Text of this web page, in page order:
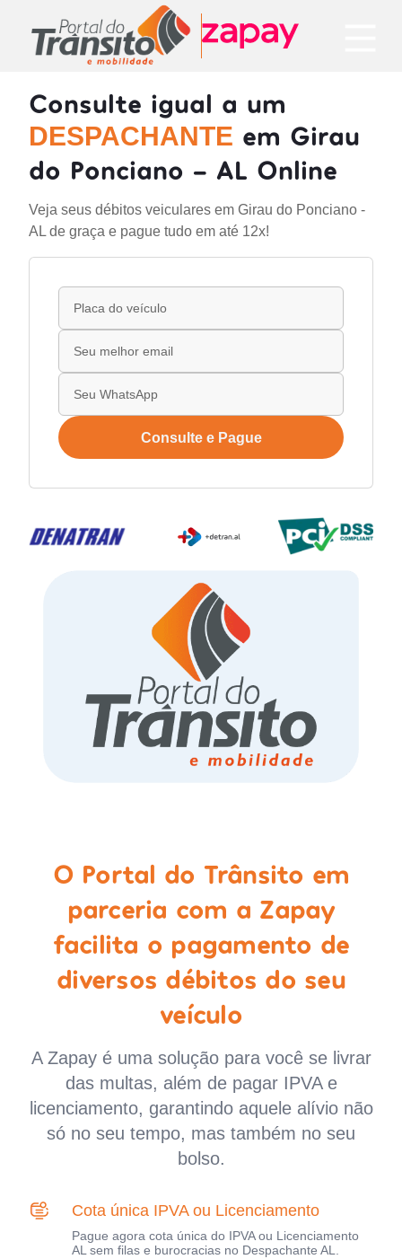
Consulte igual a um
DESPACHANTE em Girau
do Ponciano - AL Online
Veja seus débitos veiculares em Girau do Ponciano -
AL de graça e pague tudo em até 12x!
Consulte e Pague
O Portal do Trânsito em
parceria com a Zapay
facilita o pagamento de
diversos débitos do seu
veículo
A Zapay é uma solução para você se livrar
das multas, além de pagar IPVA e
licenciamento, garantindo aquele alívio não
só no seu tempo, mas também no seu
bolso.
Cota única IPVA ou Licenciamento
Pague agora cota única do IPVA ou Licenciamento
AL sem filas e burocracias no Despachante AL.